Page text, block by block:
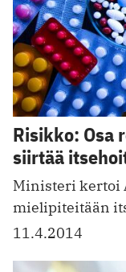
Risikko: Osa
siirtää
Ministeri kertoi
mielipiteitään
11.4.2014